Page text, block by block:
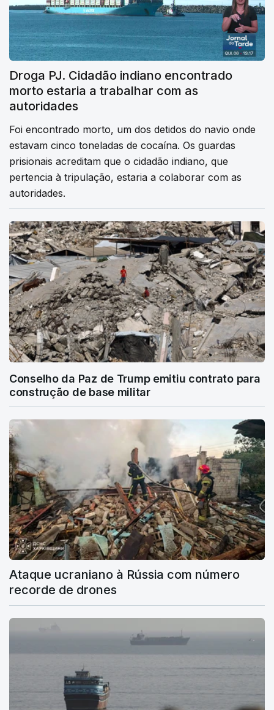
Droga PJ. Cidadão indiano encontrado
morto estaria a trabalhar com as
autoridades
Foi encontrado morto, um dos detidos do navio onde
estavam cinco toneladas de cocaína. Os guardas
prisionais acreditam que o cidadão indiano, que
pertencia à tripulação, estaria a colaborar com as
autoridades.
Conselho da Paz de Trump emitiu contrato para
construção de base militar
Ataque ucraniano à Rússia com número
recorde de drones